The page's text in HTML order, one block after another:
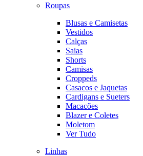
Roupas
Blusas e Camisetas
Vestidos
Calças
Saias
Shorts
Camisas
Croppeds
Casacos e Jaquetas
Cardigans e Sueters
Macacões
Blazer e Coletes
Moletom
Ver Tudo
Linhas